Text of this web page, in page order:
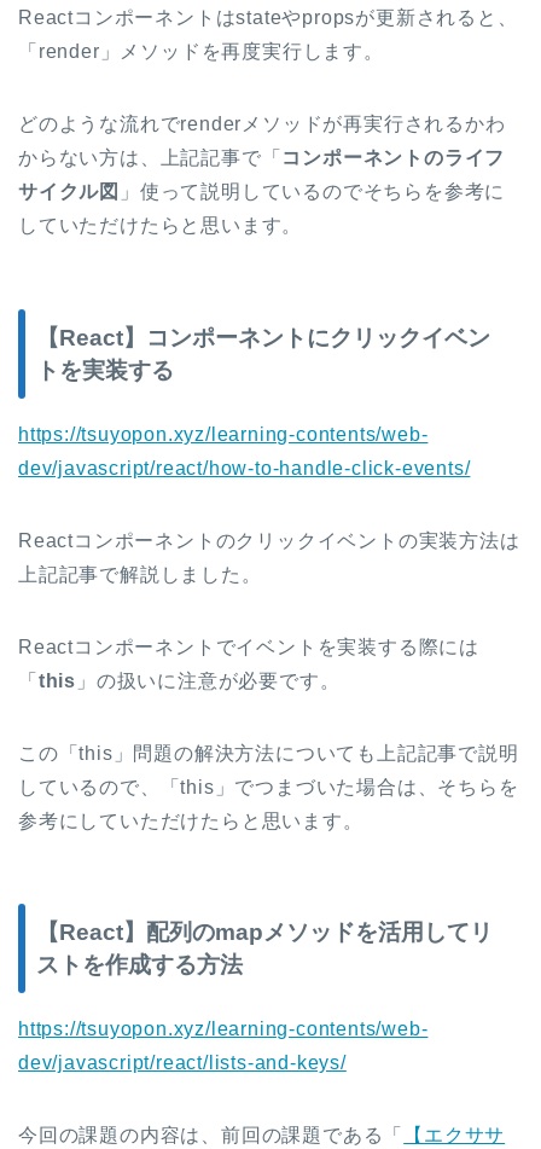
Reactコンポーネントはstateやpropsが更新されると、
「render」メソッドを再度実行します。
どのような流れでrenderメソッドが再実行されるかわ
からない方は、上記記事で「 コンポーネントのライフ
サイクル図 」使って説明しているのでそちらを参考に
していただけたらと思います。
【React】コンポーネントにクリックイベン
トを実装する
https://tsuyopon.xyz/learning-contents/web-
dev/javascript/react/how-to-handle-click-events/
Reactコンポーネントのクリックイベントの実装方法は
上記記事で解説しました。
Reactコンポーネントでイベントを実装する際には
「 this 」の扱いに注意が必要です。
この「this」問題の解決方法についても上記記事で説明
しているので、「this」でつまづいた場合は、そちらを
参考にしていただけたらと思います。
【React】配列のmapメソッドを活用してリ
ストを作成する方法
https://tsuyopon.xyz/learning-contents/web-
dev/javascript/react/lists-and-keys/
今回の課題の内容は、前回の課題である「
【エクササ